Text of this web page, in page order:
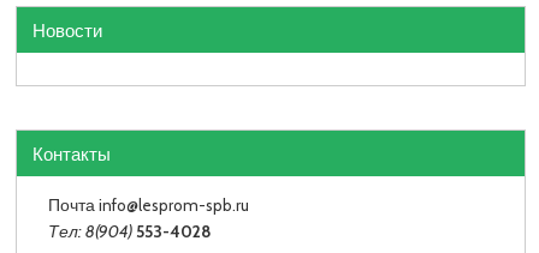
Новости
Контакты
Почта info@lesprom-spb.ru
Тел: 8(904) 553-4028